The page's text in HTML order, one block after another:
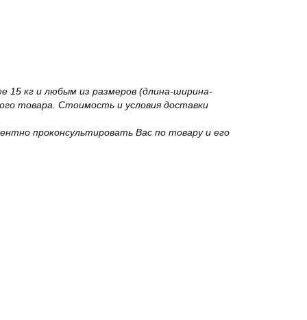
15 кг и любым из размеров (длина-ширина-
товара. Стоимость и условия доставки
проконсультировать Вас по товару и его